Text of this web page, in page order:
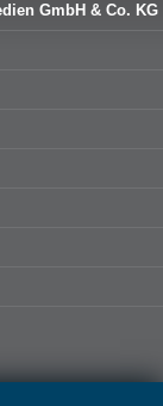
GmbH & Co. KG